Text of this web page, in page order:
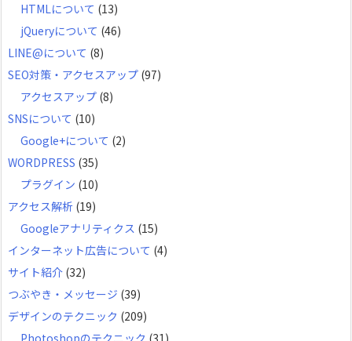
HTMLについて (13)
jQueryについて (46)
LINE@について (8)
SEO対策・アクセスアップ (97)
アクセスアップ (8)
SNSについて (10)
Google+について (2)
WORDPRESS (35)
プラグイン (10)
アクセス解析 (19)
Googleアナリティクス (15)
インターネット広告について (4)
サイト紹介 (32)
つぶやき・メッセージ (39)
デザインのテクニック (209)